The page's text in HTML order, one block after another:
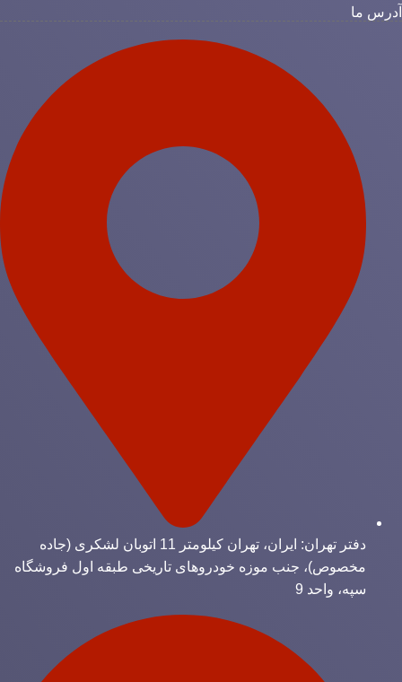
ما
دفتر تهران: ایران، تهران کیلومتر 11 اتوبان لشکری (جاده
مخصوص)، جنب موزه خودروهای تاریخی طبقه اول فروشگاه
سپه، واحد 9